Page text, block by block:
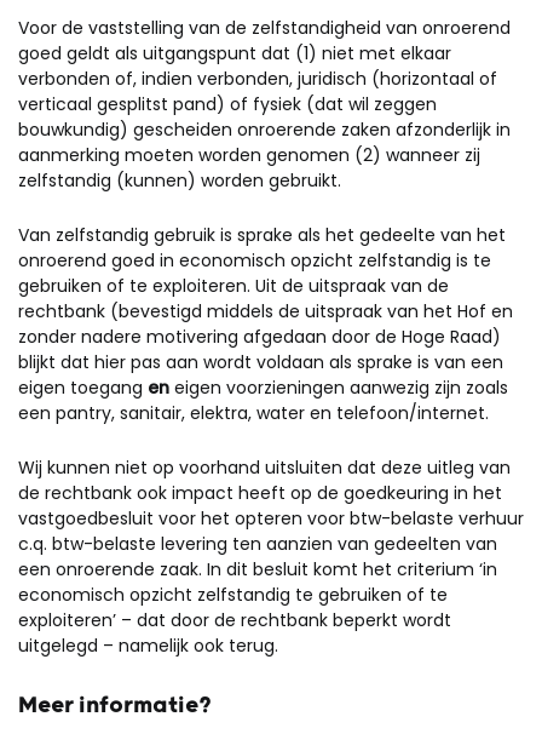
Voor de vaststelling van de zelfstandigheid van onroerend
goed geldt als uitgangspunt dat (1) niet met elkaar
verbonden of, indien verbonden, juridisch (horizontaal of
verticaal gesplitst pand) of fysiek (dat wil zeggen
bouwkundig) gescheiden onroerende zaken afzonderlijk in
aanmerking moeten worden genomen (2) wanneer zij
zelfstandig (kunnen) worden gebruikt.
Van zelfstandig gebruik is sprake als het gedeelte van het
onroerend goed in economisch opzicht zelfstandig is te
gebruiken of te exploiteren. Uit de uitspraak van de
rechtbank (bevestigd middels de uitspraak van het Hof en
zonder nadere motivering afgedaan door de Hoge Raad)
blijkt dat hier pas aan wordt voldaan als sprake is van een
eigen toegang en eigen voorzieningen aanwezig zijn zoals
een pantry, sanitair, elektra, water en telefoon/internet.
Wij kunnen niet op voorhand uitsluiten dat deze uitleg van
de rechtbank ook impact heeft op de goedkeuring in het
vastgoedbesluit voor het opteren voor btw-belaste verhuur
c.q. btw-belaste levering ten aanzien van gedeelten van
een onroerende zaak. In dit besluit komt het criterium ‘in
economisch opzicht zelfstandig te gebruiken of te
exploiteren’ – dat door de rechtbank beperkt wordt
uitgelegd – namelijk ook terug.
Meer informatie?